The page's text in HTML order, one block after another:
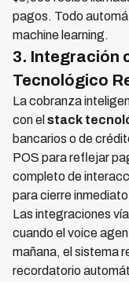
pagos. Todo
machine learning.
3. Integración
Tecnológico
La cobranza
con el stack
bancarios o de
POS para reflejar
completo de
para cierre
Las integraciones
cuando el voice
mañana, el sistema
recordatorio